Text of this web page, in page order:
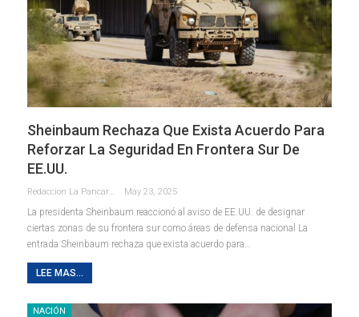
Sheinbaum Rechaza Que Exista Acuerdo Para
Reforzar La Seguridad En Frontera Sur De
EE.UU.
May 23, 2025
La presidenta Sheinbaum reaccionó al aviso de EE.UU. de designar
ciertas zonas de su frontera sur como áreas de defensa nacional La
entrada Sheinbaum rechaza que exista acuerdo para…
LEE MAS...
NACIÓN